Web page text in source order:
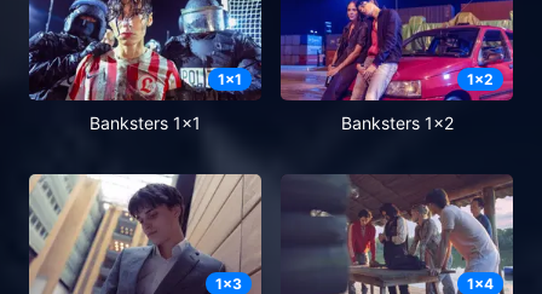
1x1
Banksters 1x1
1x2
Banksters 1x2
1x3 1x4